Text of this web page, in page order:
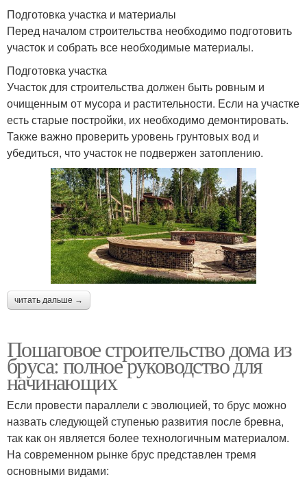
Подготовка участка и материалы
Перед началом строительства необходимо подготовить
участок и собрать все необходимые материалы.
Подготовка участка
Участок для строительства должен быть ровным и
очищенным от мусора и растительности. Если на участке
есть старые постройки, их необходимо демонтировать.
Также важно проверить уровень грунтовых вод и
убедиться, что участок не подвержен затоплению.
читать дальше →
Пошаговое строительство дома из
бруса: полное руководство для
начинающих
Если провести параллели с эволюцией, то брус можно
назвать следующей ступенью развития после бревна,
так как он является более технологичным материалом.
На современном рынке брус представлен тремя
основными видами: